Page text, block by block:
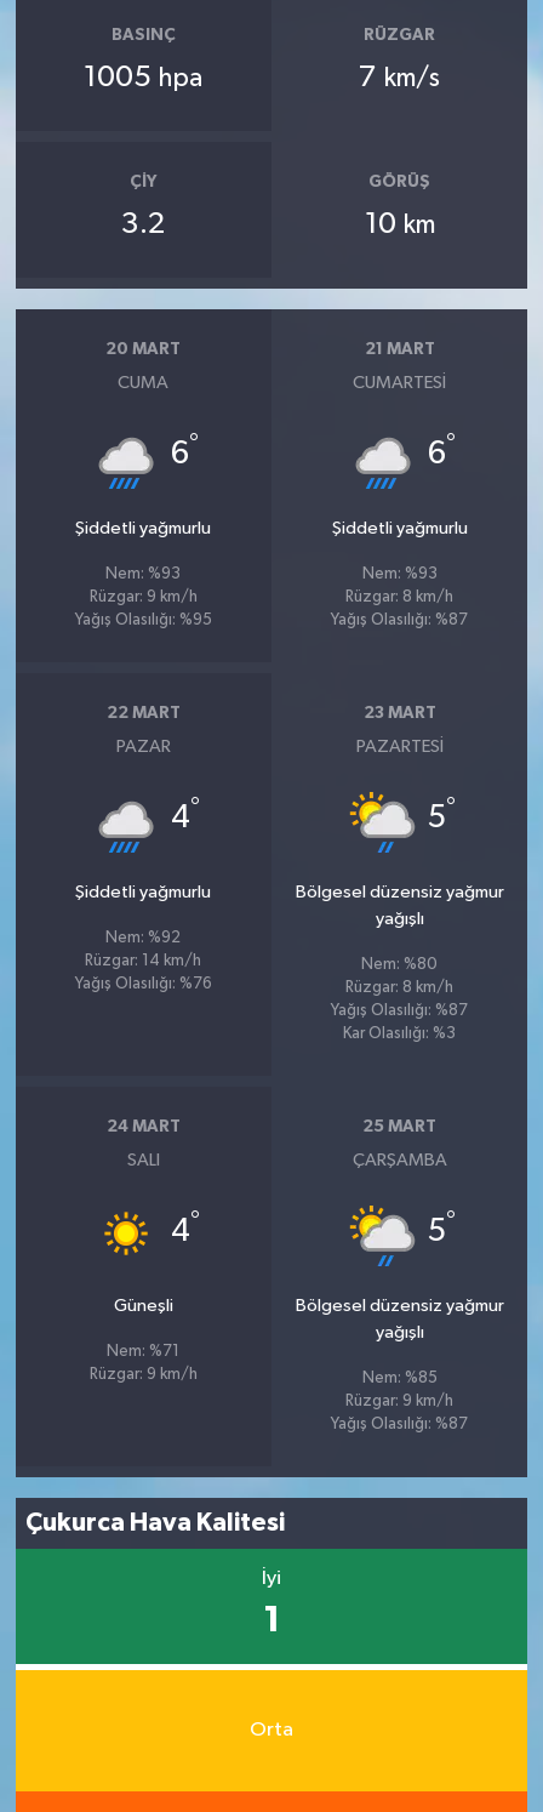
BASINÇ
1005 hpa
RÜZGAR
7 km/s
ÇIY
3.2
GÖRÜŞ
10 km
20 MART
CUMA
6°
Şiddetli yağmurlu
Nem: %93
Rüzgar: 9 km/h
Yağış Olasılığı: %95
21 MART
CUMARTESI
6°
Şiddetli yağmurlu
Nem: %93
Rüzgar: 8 km/h
Yağış Olasılığı: %87
22 MART
PAZAR
4°
Şiddetli yağmurlu
Nem: %92
Rüzgar: 14 km/h
Yağış Olasılığı: %76
23 MART
PAZARTESI
5°
Bölgesel düzensiz yağmur
yağışlı
Nem: %80
Rüzgar: 8 km/h
Yağış Olasılığı: %87
Kar Olasılığı: %3
24 MART
SALI
4°
Güneşli
Nem: %71
Rüzgar: 9 km/h
25 MART
ÇARŞAMBA
5°
Bölgesel düzensiz yağmur
yağışlı
Nem: %85
Rüzgar: 9 km/h
Yağış Olasılığı: %87
Çukurca Hava Kalitesi
İyi
1
Orta